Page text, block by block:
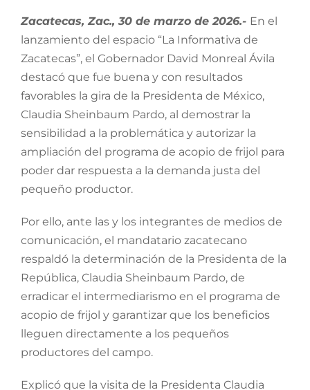
Zacatecas, Zac., 30 de marzo de 2026.- En el
lanzamiento del espacio “La Informativa de
Zacatecas”, el Gobernador David Monreal Ávila
destacó que fue buena y con resultados
favorables la gira de la Presidenta de México,
Claudia Sheinbaum Pardo, al demostrar la
sensibilidad a la problemática y autorizar la
ampliación del programa de acopio de frijol para
poder dar respuesta a la demanda justa del
pequeño productor.
Por ello, ante las y los integrantes de medios de
comunicación, el mandatario zacatecano
respaldó la determinación de la Presidenta de la
República, Claudia Sheinbaum Pardo, de
erradicar el intermediarismo en el programa de
acopio de frijol y garantizar que los beneficios
lleguen directamente a los pequeños
productores del campo.
Explicó que la visita de la Presidenta Claudia